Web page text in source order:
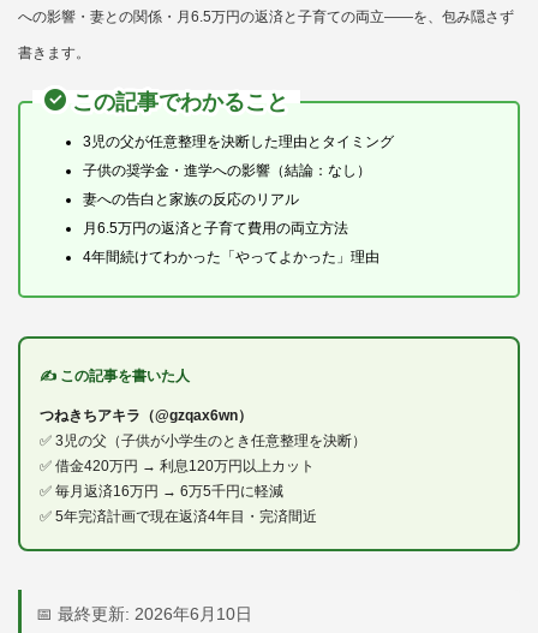
への影響・妻との関係・月6.5万円の返済と子育ての両立——を、包み隠さず
書きます。
この記事でわかること
3児の父が任意整理を決断した理由とタイミング
子供の奨学金・進学への影響（結論：なし）
妻への告白と家族の反応のリアル
月6.5万円の返済と子育て費用の両立方法
4年間続けてわかった「やってよかった」理由
✍ この記事を書いた人
つねきちアキラ（@gzqax6wn）
✅ 3児の父（子供が小学生のとき任意整理を決断）
✅ 借金420万円 → 利息120万円以上カット
✅ 毎月返済16万円 → 6万5千円に軽減
✅ 5年完済計画で現在返済4年目・完済間近
📅 最終更新: 2026年6月10日